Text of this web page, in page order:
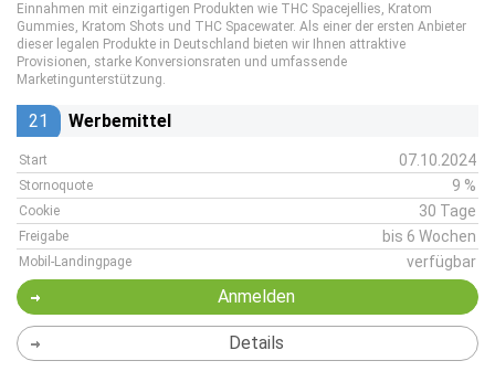
Einnahmen mit einzigartigen Produkten wie THC Spacejellies, Kratom
Gummies, Kratom Shots und THC Spacewater. Als einer der ersten Anbieter
dieser legalen Produkte in Deutschland bieten wir Ihnen attraktive
Provisionen, starke Konversionsraten und umfassende
Marketingunterstützung.
21 Werbemittel
Start 07.10.2024
Stornoquote 9 %
Cookie 30 Tage
Freigabe bis 6 Wochen
Mobil-Landingpage verfügbar
Anmelden
Details